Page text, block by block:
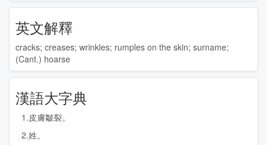
英文解釋
cracks; creases; wrinkles; rumples on the skin; surname;
(Cant.) hoarse
漢語大字典
1.皮膚皺裂。
2.姓。